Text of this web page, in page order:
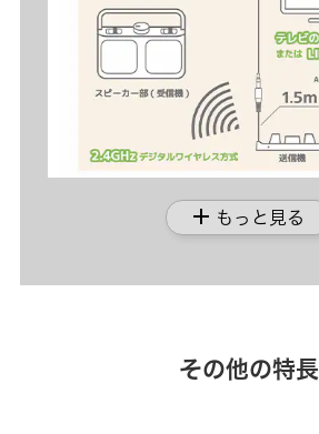
add もっと見る
その他の特長